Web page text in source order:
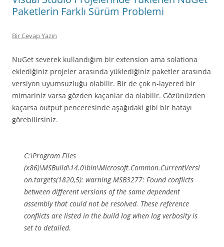
Paketlerin Farklı Sürüm Problemi
Bir Cevap Yazın
NuGet severek kullandığım bir extension ama solationa
eklediğiniz projeler arasında yüklediğiniz paketler arasında
versiyon uyumsuzluğu olabilir. Bir de çok n-layered bir
mimariniz varsa gözden kaçanlar da olabilir. Gözünüzden
kaçarsa output penceresinde aşağıdaki gibi bir hatayı
görebilirsiniz.
C:\Program Files
(x86)\MSBuild\14.0\bin\Microsoft.Common.CurrentVersi
on.targets(1820,5): warning MSB3277: Found conflicts
between different versions of the same dependent
assembly that could not be resolved. These reference
conflicts are listed in the build log when log verbosity is
set to detailed.